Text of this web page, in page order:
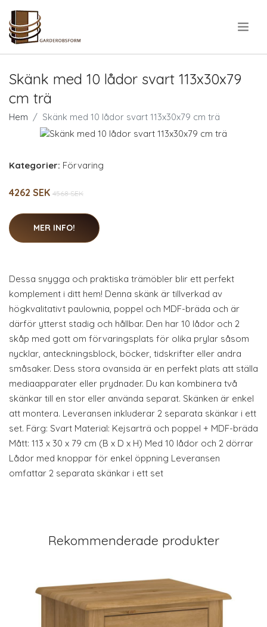
Skänk med 10 lådor svart 113x30x79
cm trä
Hem Skänk med 10 lådor svart 113x30x79 cm trä
Kategorier: Förvaring
4262 SEK 4568 SEK
MER INFO!
Dessa snygga och praktiska trämöbler blir ett perfekt
komplement i ditt hem! Denna skänk är tillverkad av
högkvalitativt paulownia, poppel och MDF-bräda och är
därför ytterst stadig och hållbar. Den har 10 lådor och 2
skåp med gott om förvaringsplats för olika prylar såsom
nycklar, anteckningsblock, böcker, tidskrifter eller andra
småsaker. Dess stora ovansida är en perfekt plats att ställa
mediaapparater eller prydnader. Du kan kombinera två
skänkar till en stor eller använda separat. Skänken är enkel
att montera. Leveransen inkluderar 2 separata skänkar i ett
set. Färg: Svart Material: Kejsarträ och poppel + MDF-bräda
Mått: 113 x 30 x 79 cm (B x D x H) Med 10 lådor och 2 dörrar
Lådor med knoppar för enkel öppning Leveransen
omfattar 2 separata skänkar i ett set
Rekommenderade produkter